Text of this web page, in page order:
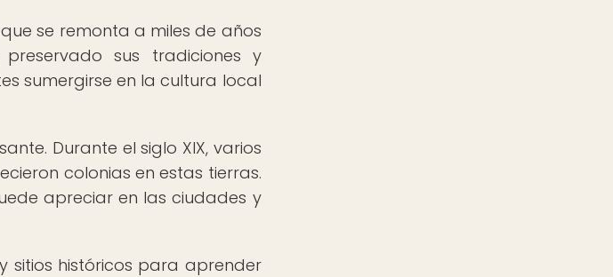
se remonta a miles de años
sus tradiciones y
sumergirse en la cultura local
Durante el siglo XIX, varios
colonias en estas tierras.
apreciar en las ciudades y
sitios históricos para aprender